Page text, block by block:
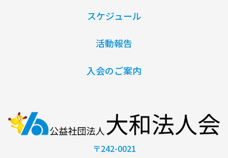
スケジュール
活動報告
入会のご案内
〒242-0021